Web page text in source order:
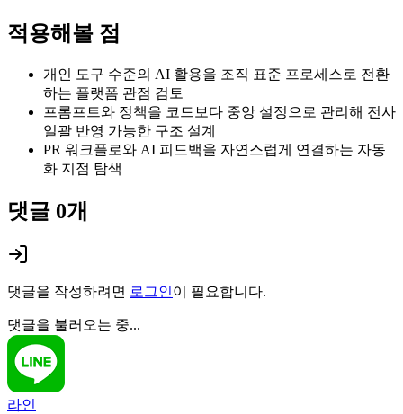
적용해볼 점
개인 도구 수준의 AI 활용을 조직 표준 프로세스로 전환
하는 플랫폼 관점 검토
프롬프트와 정책을 코드보다 중앙 설정으로 관리해 전사
일괄 반영 가능한 구조 설계
PR 워크플로와 AI 피드백을 자연스럽게 연결하는 자동
화 지점 탐색
댓글 0개
댓글을 작성하려면 로그인이 필요합니다.
댓글을 불러오는 중...
라인